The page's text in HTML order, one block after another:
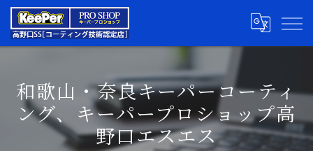
和歌山・奈良キーパーコーティ
ング、キーパープロショップ高
野口エスエス